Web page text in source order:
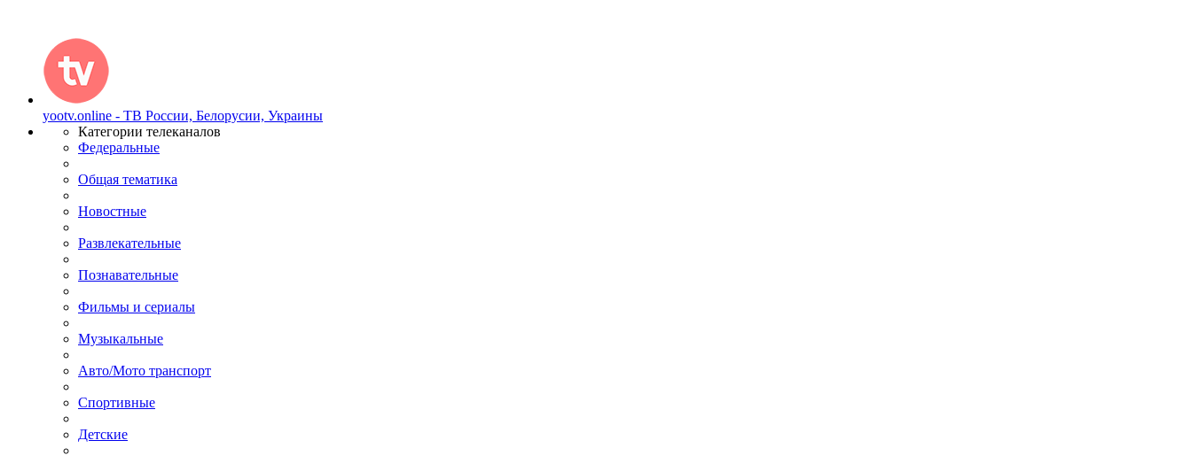
yootv.online - ТВ России, Белорусии, Украины
Категории телеканалов
Федеральные
Общая тематика
Новостные
Развлекательные
Познавательные
Фильмы и сериалы
Музыкальные
Авто/Мото транспорт
Спортивные
Детские